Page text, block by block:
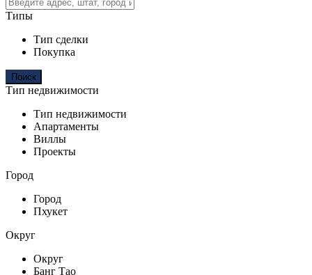
Типы
Тип сделки
Покупка
Тип недвижимости
Тип недвижимости
Апартаменты
Виллы
Проекты
Город
Город
Пхукет
Округ
Округ
Банг Тао